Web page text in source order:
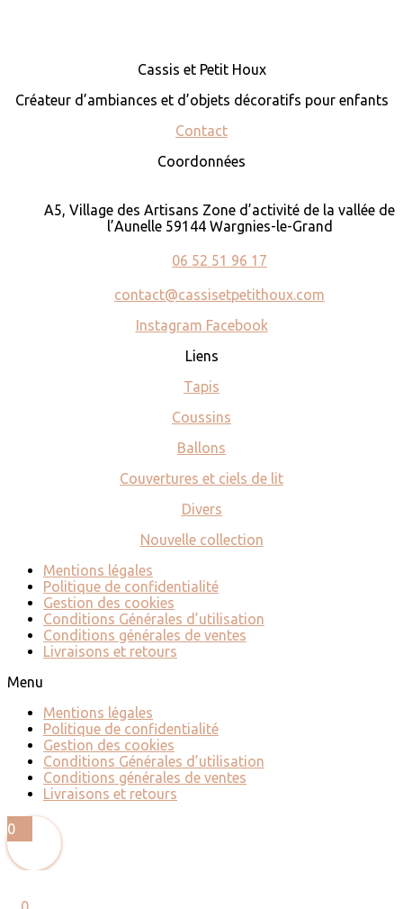
Cassis et Petit Houx
Créateur d’ambiances et d’objets décoratifs pour enfants
Contact
Coordonnées
A5, Village des Artisans Zone d’activité de la vallée de
l’Aunelle 59144 Wargnies-le-Grand
06 52 51 96 17
contact@cassisetpetithoux.com
Instagram Facebook
Liens
Tapis
Coussins
Ballons
Couvertures et ciels de lit
Divers
Nouvelle collection
Mentions légales
Politique de confidentialité
Gestion des cookies
Conditions Générales d’utilisation
Conditions générales de ventes
Livraisons et retours
Menu
Mentions légales
Politique de confidentialité
Gestion des cookies
Conditions Générales d’utilisation
Conditions générales de ventes
Livraisons et retours
0